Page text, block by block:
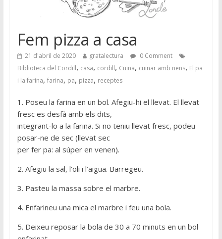
Fem pizza a casa
21 d'abril de 2020 gratalectura
0 Comment
Biblioteca del Cordill, casa, cordill, Cuina, cuinar amb nens, El pa
i la farina, farina, pa, pizza, receptes
1. Poseu la farina en un bol. Afegiu-hi el llevat. El llevat
fresc es desfà amb els dits,
integrant-lo a la farina. Si no teniu llevat fresc, podeu
posar-ne de sec (llevat sec
per fer pa: al súper en venen).
2. Afegiu la sal, l’oli i l’aigua. Barregeu.
3. Pasteu la massa sobre el marbre.
4. Enfarineu una mica el marbre i feu una bola.
5. Deixeu reposar la bola de 30 a 70 minuts en un bol